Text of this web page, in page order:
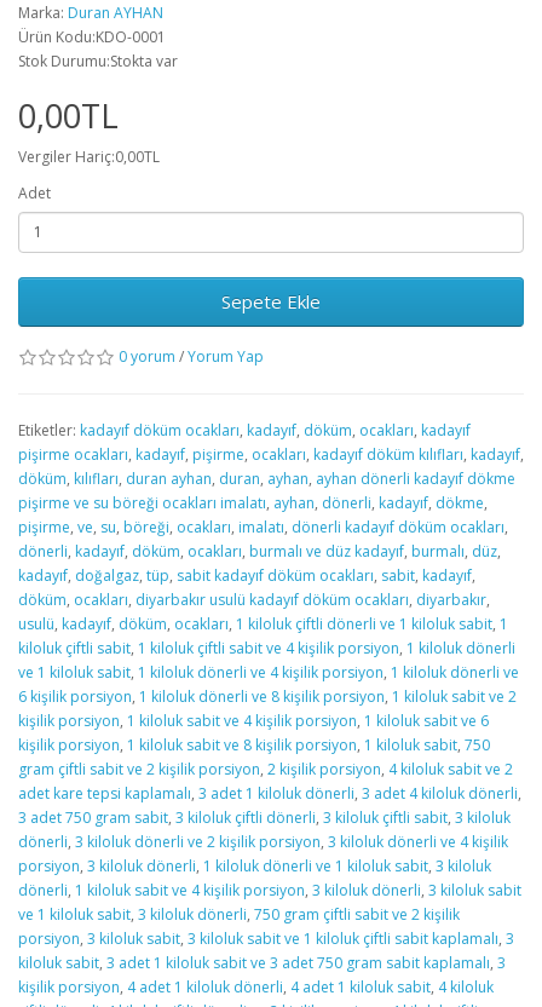
Marka: Duran AYHAN
Ürün Kodu:KDO-0001
Stok Durumu:Stokta var
0,00TL
Vergiler Hariç:0,00TL
Adet
Sepete Ekle
0 yorum /Yorum Yap
Etiketler: kadayıf döküm ocakları, kadayıf, döküm, ocakları, kadayıf
pişirme ocakları, kadayıf, pişirme, ocakları, kadayıf döküm kılıfları, kadayıf,
döküm, kılıfları, duran ayhan, duran, ayhan, ayhan dönerli kadayıf dökme
pişirme ve su böreği ocakları imalatı, ayhan, dönerli, kadayıf, dökme,
pişirme, ve, su, böreği, ocakları, imalatı, dönerli kadayıf döküm ocakları,
dönerli, kadayıf, döküm, ocakları, burmalı ve düz kadayıf, burmalı, düz,
kadayıf, doğalgaz, tüp, sabit kadayıf döküm ocakları, sabit, kadayıf,
döküm, ocakları, diyarbakır usulü kadayıf döküm ocakları, diyarbakır,
usulü, kadayıf, döküm, ocakları, 1 kiloluk çiftli dönerli ve 1 kiloluk sabit, 1
kiloluk çiftli sabit, 1 kiloluk çiftli sabit ve 4 kişilik porsiyon, 1 kiloluk dönerli
ve 1 kiloluk sabit, 1 kiloluk dönerli ve 4 kişilik porsiyon, 1 kiloluk dönerli ve
6 kişilik porsiyon, 1 kiloluk dönerli ve 8 kişilik porsiyon, 1 kiloluk sabit ve 2
kişilik porsiyon, 1 kiloluk sabit ve 4 kişilik porsiyon, 1 kiloluk sabit ve 6
kişilik porsiyon, 1 kiloluk sabit ve 8 kişilik porsiyon, 1 kiloluk sabit, 750
gram çiftli sabit ve 2 kişilik porsiyon, 2 kişilik porsiyon, 4 kiloluk sabit ve 2
adet kare tepsi kaplamalı, 3 adet 1 kiloluk dönerli, 3 adet 4 kiloluk dönerli,
3 adet 750 gram sabit, 3 kiloluk çiftli dönerli, 3 kiloluk çiftli sabit, 3 kiloluk
dönerli, 3 kiloluk dönerli ve 2 kişilik porsiyon, 3 kiloluk dönerli ve 4 kişilik
porsiyon, 3 kiloluk dönerli, 1 kiloluk dönerli ve 1 kiloluk sabit, 3 kiloluk
dönerli, 1 kiloluk sabit ve 4 kişilik porsiyon, 3 kiloluk dönerli, 3 kiloluk sabit
ve 1 kiloluk sabit, 3 kiloluk dönerli, 750 gram çiftli sabit ve 2 kişilik
porsiyon, 3 kiloluk sabit, 3 kiloluk sabit ve 1 kiloluk çiftli sabit kaplamalı, 3
kiloluk sabit, 3 adet 1 kiloluk sabit ve 3 adet 750 gram sabit kaplamalı, 3
kişilik porsiyon, 4 adet 1 kiloluk dönerli, 4 adet 1 kiloluk sabit, 4 kiloluk